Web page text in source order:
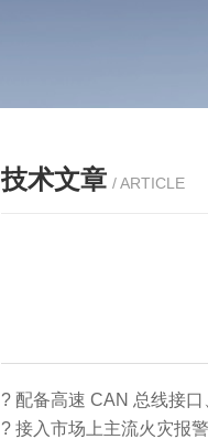
技术文章 / ARTICLE
? 配备高速 CAN 总线接
? 接入市场上主流火灾报